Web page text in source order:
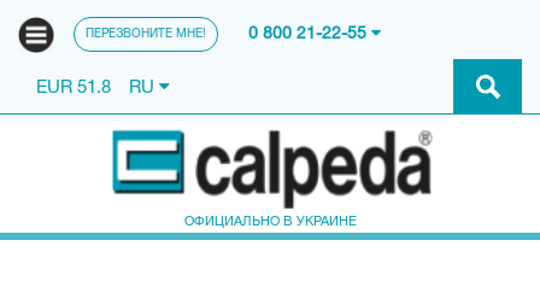
ПЕРЕЗВОНИТЕ МНЕ! 0 800 21-22-55
EUR 51.8 RU
ОФИЦИАЛЬНО В УКРАИНЕ